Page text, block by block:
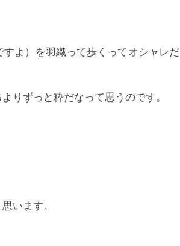
よ）を羽織って歩くってオシャレだ
りずっと粋だなって思うのです。
います。